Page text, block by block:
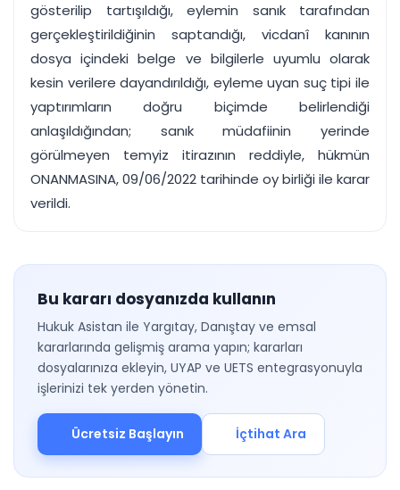
gösterilip tartışıldığı, eylemin sanık tarafından
gerçekleştirildiğinin saptandığı, vicdanî kanının
dosya içindeki belge ve bilgilerle uyumlu olarak
kesin verilere dayandırıldığı, eyleme uyan suç tipi ile
yaptırımların doğru biçimde belirlendiği
anlaşıldığından; sanık müdafiinin yerinde
görülmeyen temyiz itirazının reddiyle, hükmün
ONANMASINA, 09/06/2022 tarihinde oy birliği ile karar
verildi.
Bu kararı dosyanızda kullanın
Hukuk Asistan ile Yargıtay, Danıştay ve emsal
kararlarında gelişmiş arama yapın; kararları
dosyalarınıza ekleyin, UYAP ve UETS entegrasyonuyla
işlerinizi tek yerden yönetin.
Ücretsiz Başlayın İçtihat Ara